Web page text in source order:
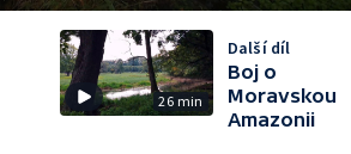
26 min
Další díl
Boj o
Moravskou
Amazonii